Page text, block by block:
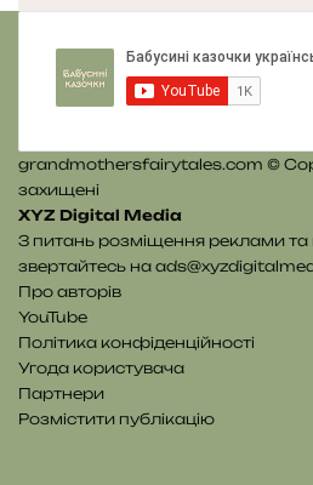
grandmothersfairytales.com ©
захищені
XYZ Digital Media
З питань розміщення реклами та
звертайтесь на
Про авторів
YouTube
Політика конфіденційності
Угода користувача
Партнери
Розмістити публікацію